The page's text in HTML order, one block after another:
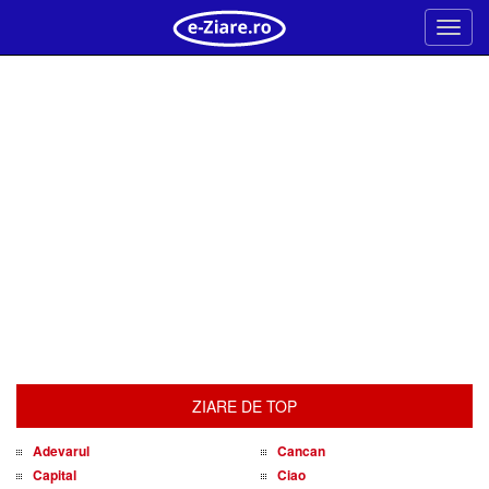
Meniu
ZIARE DE TOP
Adevarul
Cancan
Capital
Ciao